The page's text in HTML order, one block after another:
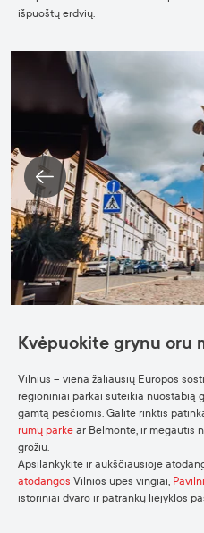
išpuoštų erdvių.
Kvėpuokite grynu oru
Vilnius – viena žaliausių Europos
regioniniai parkai suteikia nuostabią
gamtą pėsčiomis. Galite rinktis
rūmų parke ar Belmonte, ir mėgautis
grožiu.
Apsilankykite ir aukščiausioje
atodangos Vilnios upės vingiai,
istoriniai dvaro ir patrankų liejyklos